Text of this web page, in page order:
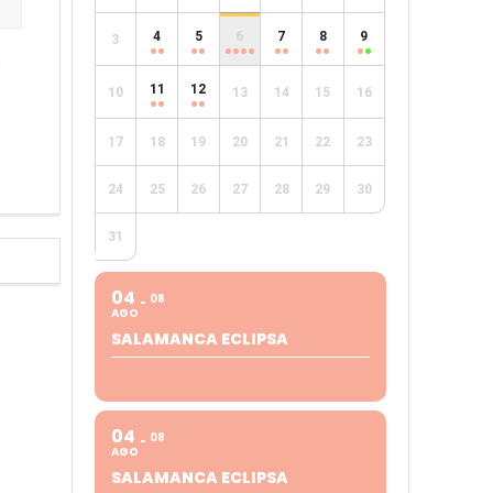
3 4 5 6 7 8 9
10 11 12 13 14 15 16
17 18 19 20 21 22 23
24 25 26 27 28 29 30
31
04
AGO
08
SALAMANCA ECLIPSA
04
AGO
08
SALAMANCA ECLIPSA